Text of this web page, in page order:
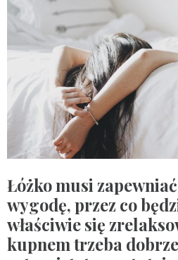
Łóżko musi
wygodę, przez co
właściwie się
kupnem trzeba